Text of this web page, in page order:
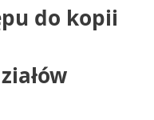
do kopii